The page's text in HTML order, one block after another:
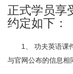
或
培
机
构
那
正式学员享
约定如下：
1、 功夫英语课
与官网公布的信息相